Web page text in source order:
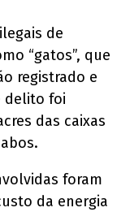
de
“gatos”, que
registrado e
delito foi
das caixas
foram
da energia